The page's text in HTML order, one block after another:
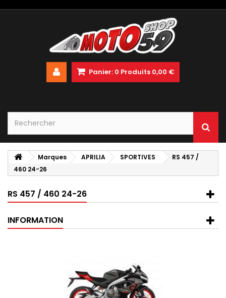
Panier: 0 Produits 0,00 €
Marques APRILIA SPORTIVES
RS 457 /
460 24-26
RS 457 / 460 24-26
INFORMATION